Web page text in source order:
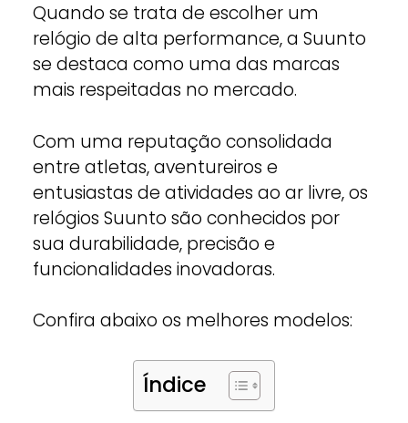
Quando se trata de escolher um
relógio de alta performance, a Suunto
se destaca como uma das marcas
mais respeitadas no mercado.
Com uma reputação consolidada
entre atletas, aventureiros e
entusiastas de atividades ao ar livre, os
relógios Suunto são conhecidos por
sua durabilidade, precisão e
funcionalidades inovadoras.
Confira abaixo os melhores modelos:
Índice